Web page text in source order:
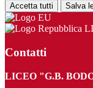
Accetta tutti Salva
Contatti
LICEO "G.B.